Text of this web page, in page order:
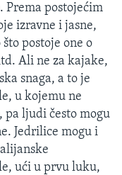
Prema postojećim
izravne i jasne,
postoje one o
Ali ne za kajake,
snaga, a to je
u kojemu ne
pa ljudi često mogu
Jedrilice mogu i
ući u prvu luku,